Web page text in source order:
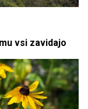
vsi zavidajo